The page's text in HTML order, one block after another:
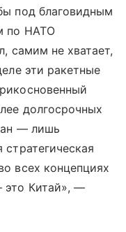
под благовидным
по НАТО
самим не хватает,
эти ракетные
долгосрочных
— лишь
всех концепциях
это Китай», —